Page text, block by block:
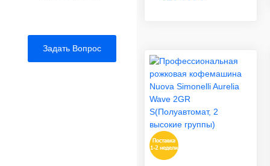
Задать Вопрос